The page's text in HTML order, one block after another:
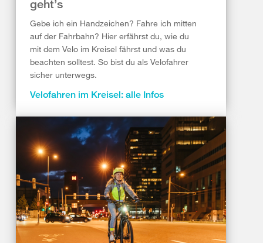
geht’s
Gebe ich ein Handzeichen? Fahre ich mitten
auf der Fahrbahn? Hier erfährst du, wie du
mit dem Velo im Kreisel fährst und was du
beachten solltest. So bist du als Velofahrer
sicher unterwegs.
Velofahren im Kreisel: alle Infos